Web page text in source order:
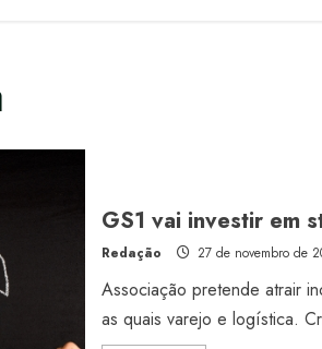
GS1 vai investir em
Redação 27 de novembro de
Associação pretende atrair
as quais varejo e logística.